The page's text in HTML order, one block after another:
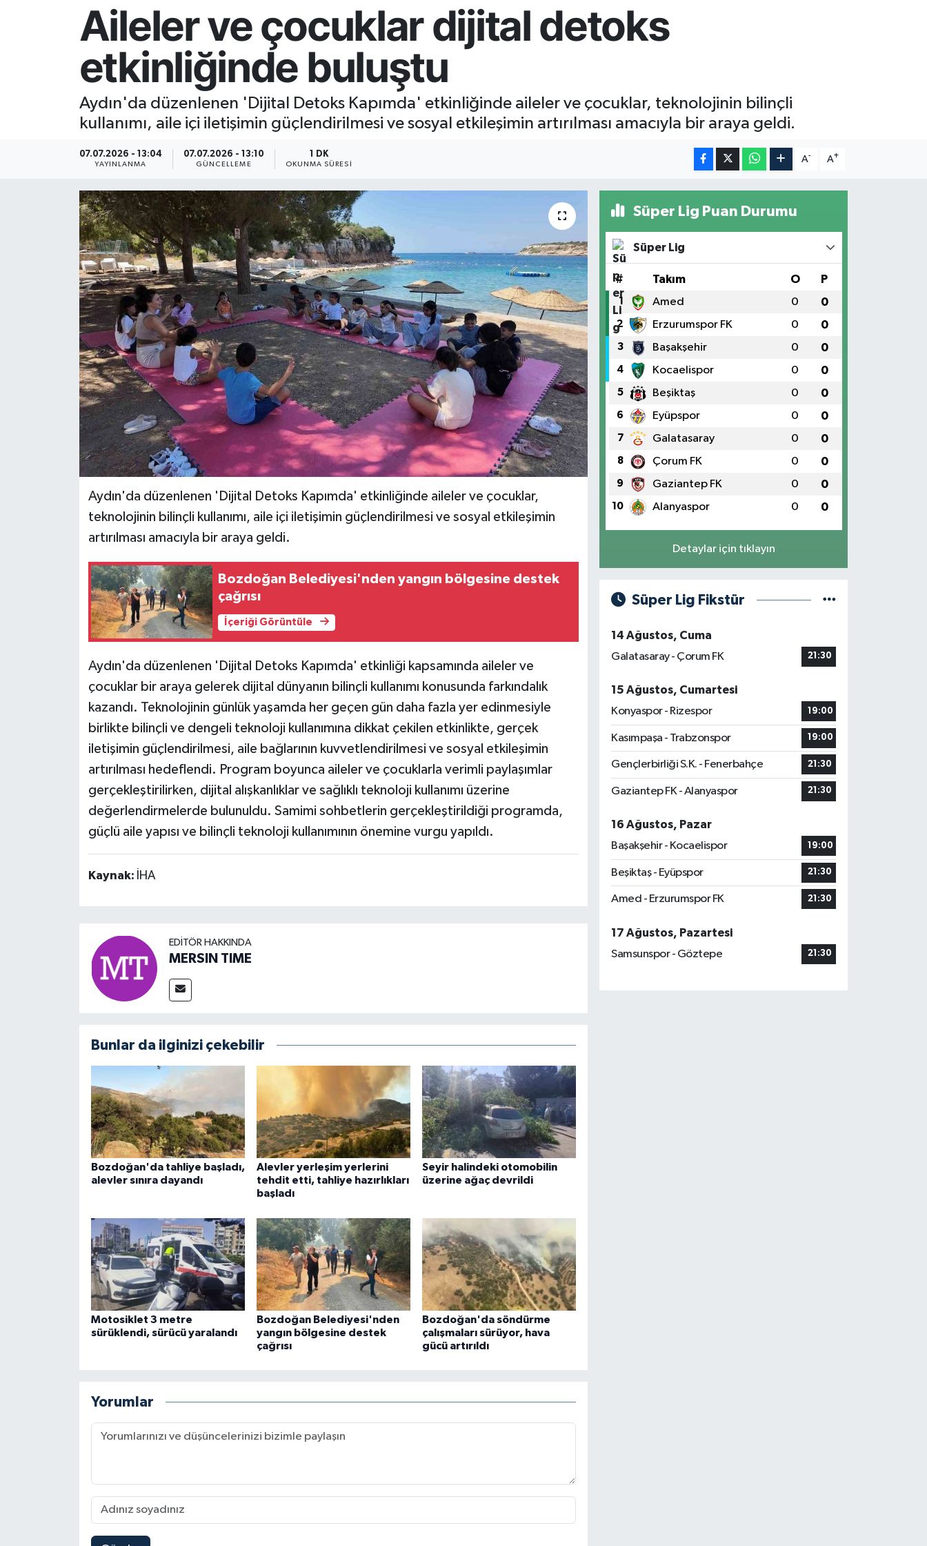
Aileler ve çocuklar dijital detoks
etkinliğinde buluştu
Aydın'da düzenlenen 'Dijital Detoks Kapımda' etkinliğinde aileler ve çocuklar, teknolojinin bilinçli
kullanımı, aile içi iletişimin güçlendirilmesi ve sosyal etkileşimin artırılması amacıyla bir araya geldi.
07.07.2026 - 13:04
YAYINLANMA
07.07.2026 - 13:10
GÜNCELLEME
1 DK
OKUNMA SÜRESI
A- A+
Aydın'da düzenlenen 'Dijital Detoks Kapımda' etkinliğinde aileler ve çocuklar,
teknolojinin bilinçli kullanımı, aile içi iletişimin güçlendirilmesi ve sosyal etkileşimin
artırılması amacıyla bir araya geldi.
Bozdoğan Belediyesi'nden yangın bölgesine destek
çağrısı
İçeriği Görüntüle
Aydın'da düzenlenen 'Dijital Detoks Kapımda' etkinliği kapsamında aileler ve
çocuklar bir araya gelerek dijital dünyanın bilinçli kullanımı konusunda farkındalık
kazandı. Teknolojinin günlük yaşamda her geçen gün daha fazla yer edinmesiyle
birlikte bilinçli ve dengeli teknoloji kullanımına dikkat çekilen etkinlikte, gerçek
iletişimin güçlendirilmesi, aile bağlarının kuvvetlendirilmesi ve sosyal etkileşimin
artırılması hedeflendi. Program boyunca aileler ve çocuklarla verimli paylaşımlar
gerçekleştirilirken, dijital alışkanlıklar ve sağlıklı teknoloji kullanımı üzerine
değerlendirmelerde bulunuldu. Samimi sohbetlerin gerçekleştirildiği programda,
güçlü aile yapısı ve bilinçli teknoloji kullanımının önemine vurgu yapıldı.
Kaynak: İHA
EDITÖR HAKKINDA
MERSIN TIME
Bunlar da ilginizi çekebilir
Bozdoğan'da tahliye başladı,
alevler sınıra dayandı
Alevler yerleşim yerlerini
tehdit etti, tahliye hazırlıkları
başladı
Seyir halindeki otomobilin
üzerine ağaç devrildi
Motosiklet 3 metre
sürüklendi, sürücü yaralandı
Bozdoğan Belediyesi'nden
yangın bölgesine destek
çağrısı
Bozdoğan'da söndürme
çalışmaları sürüyor, hava
gücü artırıldı
Yorumlar
Süper Lig Puan Durumu
Süper Lig
# Takım O P
1 Amed 0 0
2 Erzurumspor FK 0 0
3 Başakşehir 0 0
4 Kocaelispor 0 0
5 Beşiktaş 0 0
6 Eyüpspor 0 0
7 Galatasaray 0 0
8 Çorum FK 0 0
9 Gaziantep FK 0 0
10 Alanyaspor 0 0
Detaylar için tıklayın
Süper Lig Fikstür
14 Ağustos, Cuma
Galatasaray - Çorum FK
21:30
15 Ağustos, Cumartesi
Konyaspor - Rizespor
19:00
Kasımpaşa - Trabzonspor 19:00
Gençlerbirliği S.K. - Fenerbahçe 21:30
Gaziantep FK - Alanyaspor 21:30
16 Ağustos, Pazar
Başakşehir - Kocaelispor
19:00
Beşiktaş - Eyüpspor 21:30
Amed - Erzurumspor FK 21:30
17 Ağustos, Pazartesi
Samsunspor - Göztepe
21:30
Resmi İlan